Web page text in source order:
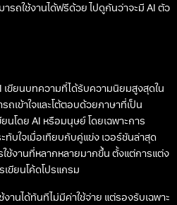
รถใช้งานได้ฟรีด้วย ไปดูกันว่าจะมี AI ตัว
เขียนบทความที่ได้รับความนิยมสูงสุดใน
เข้าใจและโต้ตอบด้วยภาษาที่เป็น
นโดย AI หรือมนุษย์ โดยเฉพาะการ
ทับใจเมื่อเทียบกับคู่แข่ง เวอร์ชันล่าสุด
ช้งานที่หลากหลายมากขึ้น ตั้งแต่การแต่ง
ขียนโค้ดโปรแกรม
งานได้ทันทีไม่มีค่าใช้จ่าย แต่รองรับเฉพาะ